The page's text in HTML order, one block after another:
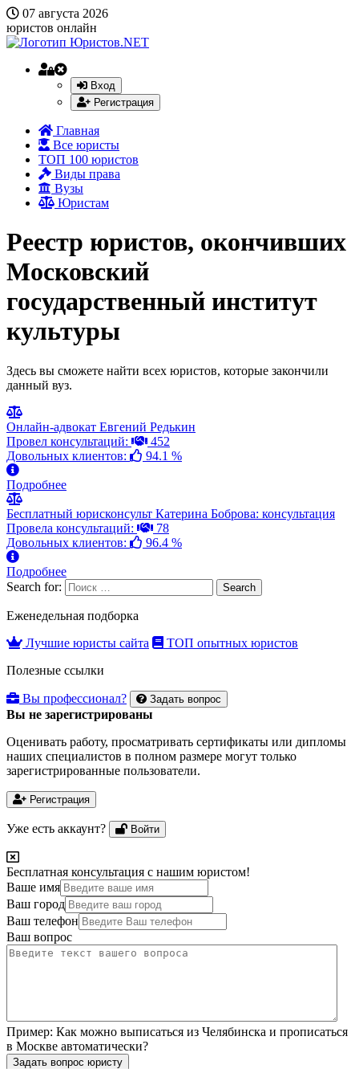
07 августа 2026
юристов онлайн
Вход
Регистрация
Главная
Все юристы
ТОП 100 юристов
Виды права
Вузы
Юристам
Реестр юристов, окончивших
Московский
государственный институт
культуры
Здесь вы сможете найти всех юристов, которые закончили
данный вуз.
Онлайн-адвокат Евгений Редькин
Провел консультаций:
452
Довольных клиентов:
94.1 %
Подробнее
Бесплатный юрисконсульт Катерина Боброва: консультация
Провела консультаций:
78
Довольных клиентов:
96.4 %
Подробнее
Search for:
Search
Еженедельная подборка
Лучшие юристы сайта
ТОП опытных юристов
Полезные ссылки
Вы профессионал? Задать вопрос
Вы не зарегистрированы
Оценивать работу, просматривать сертификаты или дипломы
наших специалистов в полном размере могут только
зарегистрированные пользователи.
Регистрация
Уже есть аккаунт? Войти
Бесплатная консультация с нашим юристом!
Ваше имя
Ваш город
Ваш телефон
Ваш вопрос
Пример: Как можно выписаться из Челябинска и прописаться
в Москве автоматически?
Задать вопрос юристу